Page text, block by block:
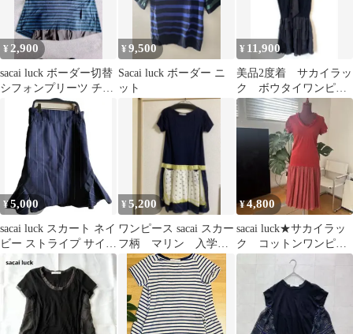
¥ 2,900
sacai luck ボーダー切替
シフォンプリーツ チュ
ニック カットソー
¥9,500
Sacai luck ボーダー ニ
ット
¥ 11,900
美品2度着 サカイラッ
ク ボウタイワンピー
ス 黒 sacai luck
¥5,000
sacai luck スカート ネイ
ビー ストライプ サイズ
¥5,200
ワンピース sacai スカー
フ柄 マリン 入学
式 卒業式
¥4,800
sacai luck★サカイラッ
ク コットンワンピー
ス